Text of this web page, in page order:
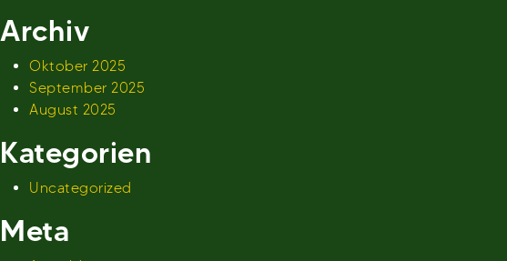
Archiv
Oktober 2025
September 2025
August 2025
Kategorien
Uncategorized
Meta